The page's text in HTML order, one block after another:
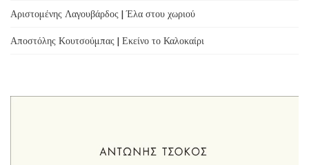
Αριστομένης Λαγουβάρδος | Έλα στου χωριού
Αποστόλης Κουτσούμπας | Εκείνο το Καλοκαίρι